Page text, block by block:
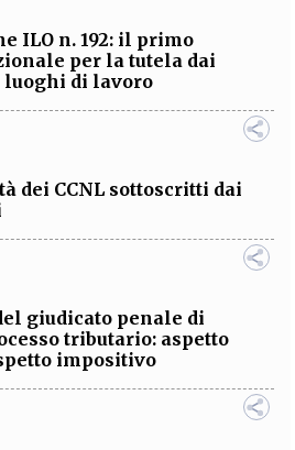
ILO n. 192: il primo
per la tutela dai
di lavoro
dei CCNL sottoscritti dai
giudicato penale di
tributario: aspetto
impositivo